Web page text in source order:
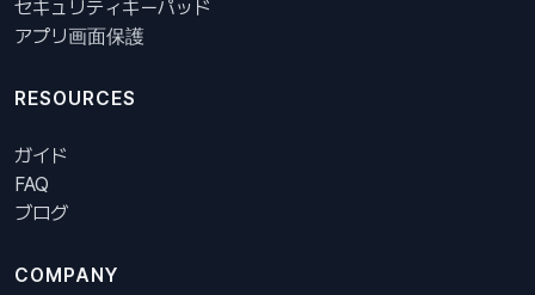
セキュリティキーパッド
アプリ画面保護
RESOURCES
ガイド
FAQ
ブログ
COMPANY